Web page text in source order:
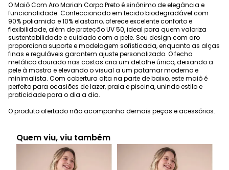
O Maiô Com Aro Mariah Corpo Preto é sinônimo de elegância e
funcionalidade. Confeccionado em tecido biodegradável com
90% poliamida e 10% elastano, oferece excelente conforto e
flexibilidade, além de proteção UV 50, ideal para quem valoriza
sustentabilidade e cuidado com a pele. Seu design com aro
proporciona suporte e modelagem sofisticada, enquanto as alças
finas e reguláveis garantem ajuste personalizado. O fecho
metálico dourado nas costas cria um detalhe único, deixando a
pele à mostra e elevando o visual a um patamar moderno e
minimalista. Com cobertura alta na parte de baixo, este maiô é
perfeito para ocasiões de lazer, praia e piscina, unindo estilo e
praticidade para o dia a dia.
O produto ofertado não acompanha demais peças e acessórios.
Quem viu, viu também